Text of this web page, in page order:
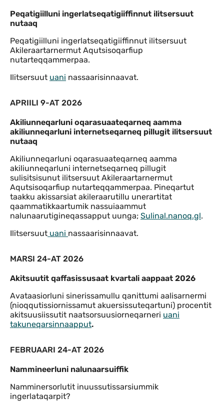
Peqatigiilluni ingerlatseqatigiiffinnut ilitsersuut
nutaaq
Peqatigiilluni ingerlatseqatigiiffinnut ilitsersuut
Akileraartarnermut Aqutsisoqarfiup
nutarteqqammerpaa.
Ilitsersuut uani nassaarisinnaavat.
APRIILI 9-AT 2026
Akiliunneqarluni oqarasuaateqarneq aamma
akiliunneqarluni internetseqarneq pillugit ilitsersuut
nutaaq
Akiliunneqarluni oqarasuaateqarneq aamma
akiliunneqarluni internetseqarneq pillugit
sulisitsisunut ilitsersuut Akileraartarnermut
Aqutsisoqarfiup nutarteqqammerpaa. Pineqartut
taakku akissarsiat akileraarutillu unerartitat
qaammatikkaartumik nassuiaammut
nalunaarutigineqassapput uunga; Sulinal.nanoq.gl.
Ilitsersuut uani nassaarisinnaavat.
MARSI 24-AT 2026
Akitsuutit qaffasissusaat kvartali aappaat 2026
Avataasiorluni sinerissamullu qanittumi aalisarnermi
(nioqqutissiornissamut akuersissuteqartuni) procentit
akitsuusiissutit naatsorsuusiorneqarneri uani
takuneqarsinnaapput.
FEBRUAARI 24-AT 2026
Nammineerluni nalunaarsuiffik
Namminersorlutit inuussutissarsiummik
ingerlataqarpit?